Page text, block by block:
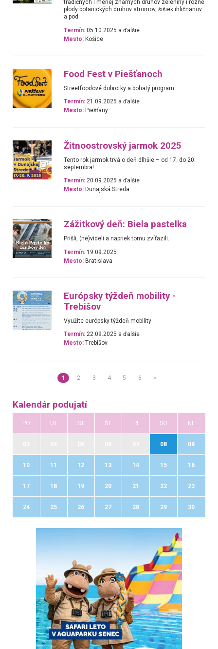
tradičných i menej známych druhov zeleniny i rôzne
plody botanických druhov stromov, šišiek ihličnanov
a pod.
Termín: 05.10.2025 a ďalšie
Mesto: Košice
Food Fest v Piešťanoch
Streetfoodové dobrotky a bohatý program
Termín: 21.09.2025 a ďalšie
Mesto: Piešťany
Žitnoostrovský jarmok 2025
Tento rok jarmok trvá o deň dlhšie – od 17. do 20.
septembra!
Termín: 20.09.2025 a ďalšie
Mesto: Dunajská Streda
Zážitkový deň: Biela pastelka
Prišli, (ne)videli a napriek tomu zvíťazili.
Termín: 19.09.2025
Mesto: Bratislava
Európsky týždeň mobility -
Trebišov
Využite európsky týždeň mobility
Termín: 22.09.2025 a ďalšie
Mesto: Trebišov
1 2 3 4 5 6 »
Kalendár podujatí
PO UT ST ŠT PI SO NE
08 09
10 11 12 13 14 15 16
17 18 19 20 21 22 23
24 25 26 27 28 29 30